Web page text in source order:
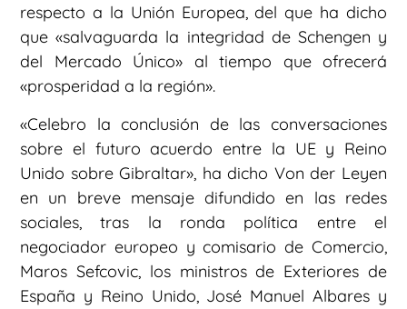
respecto a la Unión Europea, del que ha dicho
que «salvaguarda la integridad de Schengen y
del Mercado Único» al tiempo que ofrecerá
«prosperidad a la región».
«Celebro la conclusión de las conversaciones
sobre el futuro acuerdo entre la UE y Reino
Unido sobre Gibraltar», ha dicho Von der Leyen
en un breve mensaje difundido en las redes
sociales, tras la ronda política entre el
negociador europeo y comisario de Comercio,
Maros Sefcovic, los ministros de Exteriores de
España y Reino Unido, José Manuel Albares y